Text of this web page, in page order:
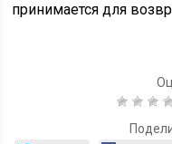
принимается для